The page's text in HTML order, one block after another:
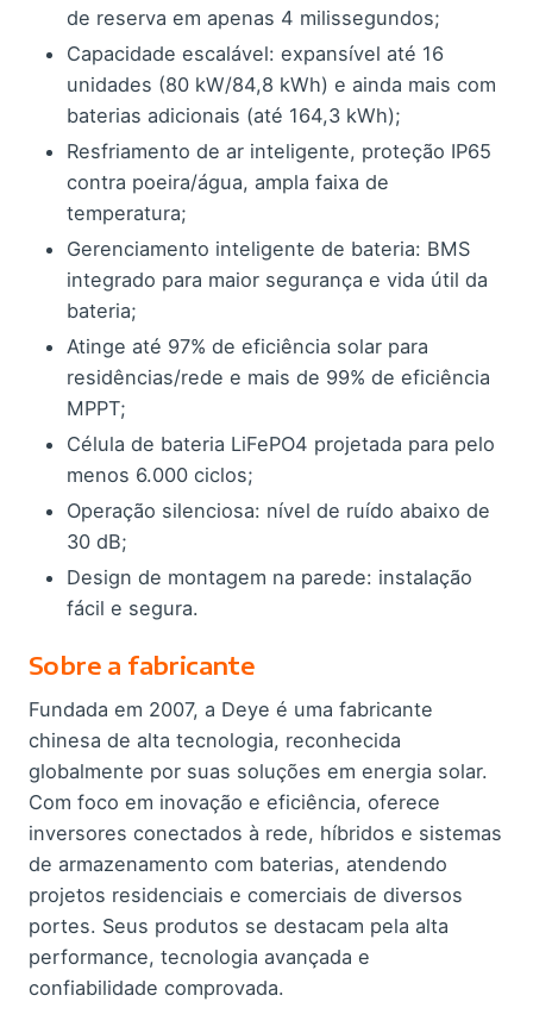
de reserva em apenas 4 milissegundos;
Capacidade escalável: expansível até 16
unidades (80 kW/84,8 kWh) e ainda mais com
baterias adicionais (até 164,3 kWh);
Resfriamento de ar inteligente, proteção IP65
contra poeira/água, ampla faixa de
temperatura;
Gerenciamento inteligente de bateria: BMS
integrado para maior segurança e vida útil da
bateria;
Atinge até 97% de eficiência solar para
residências/rede e mais de 99% de eficiência
MPPT;
Célula de bateria LiFePO4 projetada para pelo
menos 6.000 ciclos;
Operação silenciosa: nível de ruído abaixo de
30 dB;
Design de montagem na parede: instalação
fácil e segura.
Sobre a fabricante
Fundada em 2007, a Deye é uma fabricante
chinesa de alta tecnologia, reconhecida
globalmente por suas soluções em energia solar.
Com foco em inovação e eficiência, oferece
inversores conectados à rede, híbridos e sistemas
de armazenamento com baterias, atendendo
projetos residenciais e comerciais de diversos
portes. Seus produtos se destacam pela alta
performance, tecnologia avançada e
confiabilidade comprovada.